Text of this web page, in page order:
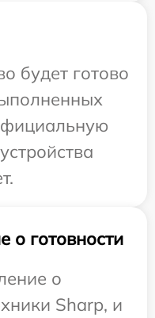
будет готово
готовности
о
Sharp, и